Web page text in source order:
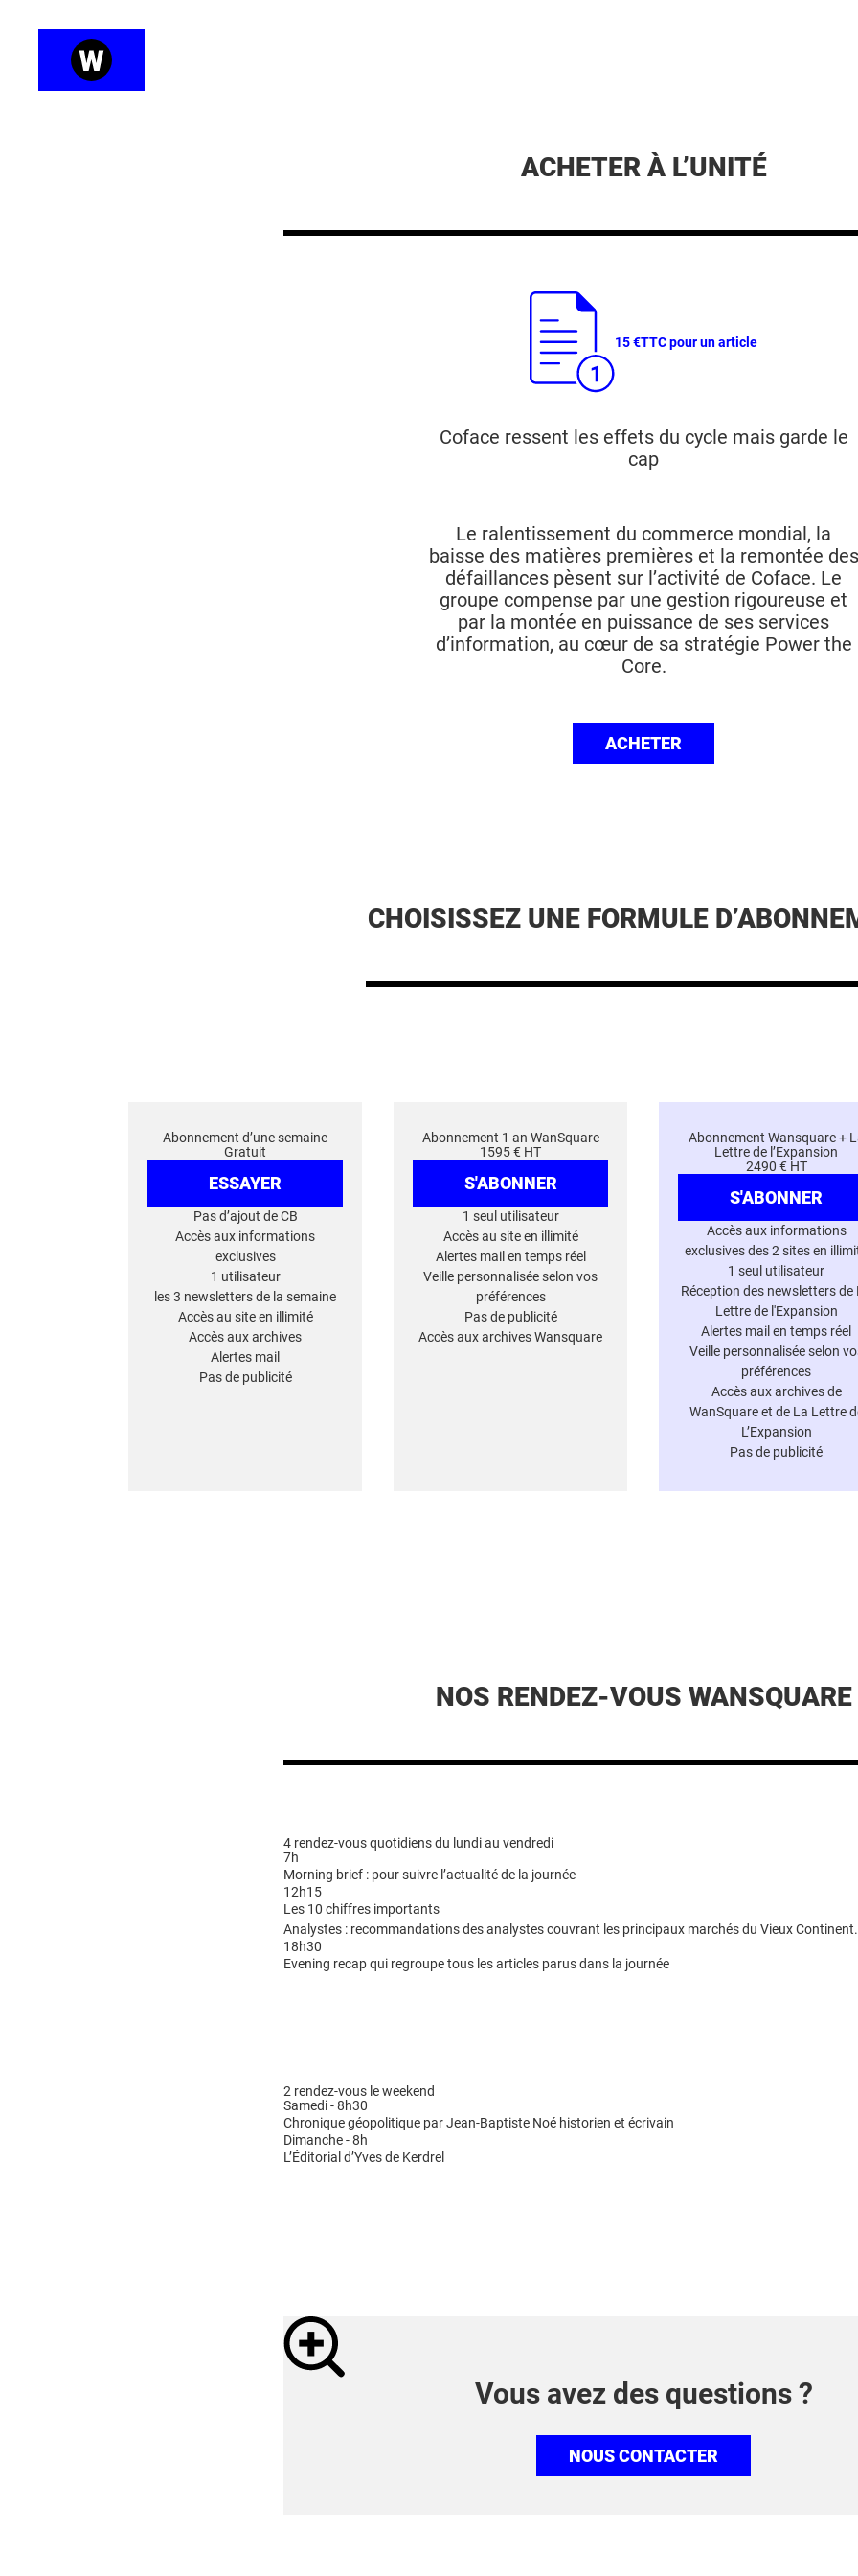
ACHETER À L’UNITÉ
15 €TTC pour un article
Coface ressent les effets du cycle mais garde le
cap
Le ralentissement du commerce mondial, la
baisse des matières premières et la remontée des
défaillances pèsent sur l’activité de Coface. Le
groupe compense par une gestion rigoureuse et
par la montée en puissance de ses services
d’information, au cœur de sa stratégie Power the
Core.
ACHETER
CHOISISSEZ UNE FORMULE
Abonnement d’une semaine
Gratuit
ESSAYER
Pas d’ajout de CB
Accès aux informations
exclusives
1 utilisateur
les 3 newsletters de la semaine
Accès au site en illimité
Accès aux archives
Alertes mail
Pas de publicité
Abonnement 1 an WanSquare
1595 € HT
S'ABONNER
1 seul utilisateur
Accès au site en illimité
Alertes mail en temps réel
Veille personnalisée selon vos
préférences
Pas de publicité
Accès aux archives Wansquare
Abonnement Wansquare +
Lettre de l’Expansion
2490 € HT
S'ABONNER
Accès aux informations
exclusives des 2 sites en
1 seul utilisateur
Réception des newsletters de
Lettre de l'Expansion
Alertes mail en temps réel
Veille personnalisée selon
préférences
Accès aux archives de
WanSquare et de La Lettre
L’Expansion
Pas de publicité
NOS RENDEZ-VOUS WANSQUARE
4 rendez-vous quotidiens du lundi au vendredi
7h
Morning brief : pour suivre l’actualité de la journée
12h15
Les 10 chiffres importants
Analystes : recommandations des analystes couvrant les principaux marchés du Vieux Continent.
18h30
Evening recap qui regroupe tous les articles parus dans la journée
2 rendez-vous le weekend
Samedi - 8h30
Chronique géopolitique par Jean-Baptiste Noé historien et écrivain
Dimanche - 8h
L’Éditorial d’Yves de Kerdrel
Vous avez des questions ?
NOUS CONTACTER